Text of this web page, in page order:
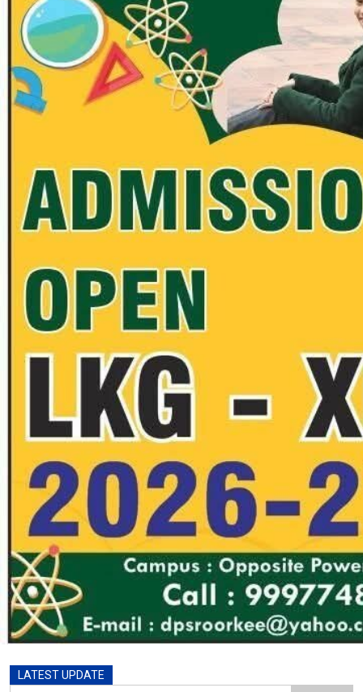
LATEST UPDATE